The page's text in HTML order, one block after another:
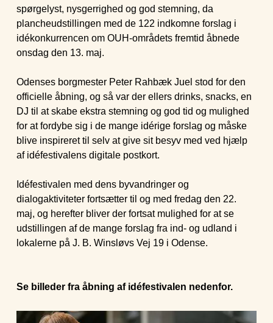
spørgelyst, nysgerrighed og god stemning, da
plancheudstillingen med de 122 indkomne forslag i
idékonkurrencen om OUH-områdets fremtid åbnede
onsdag den 13. maj.
Odenses borgmester Peter Rahbæk Juel stod for den
officielle åbning, og så var der ellers drinks, snacks, en
DJ til at skabe ekstra stemning og god tid og mulighed
for at fordybe sig i de mange idérige forslag og måske
blive inspireret til selv at give sit besyv med ved hjælp
af idéfestivalens digitale postkort.
Idéfestivalen med dens byvandringer og
dialogaktiviteter fortsætter til og med fredag den 22.
maj, og herefter bliver der fortsat mulighed for at se
udstillingen af de mange forslag fra ind- og udland i
lokalerne på J. B. Winsløvs Vej 19 i Odense.
Se billeder fra åbning af idéfestivalen nedenfor.